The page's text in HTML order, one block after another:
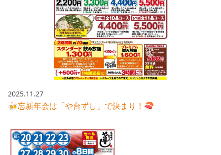
2025.11.27
🍻忘新年会は「や台ずし」で決まり！🍣